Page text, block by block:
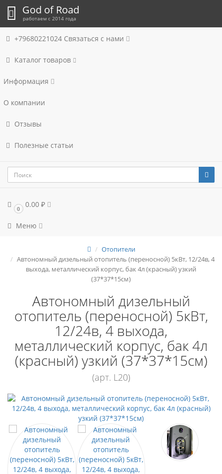
God of Road
работаем с 2014 года
+79680221024 Связаться с нами
Каталог товаров
Информация
О компании
Отзывы
Полезные статьи
0 0.00 ₽
Меню
Отопители
Автономный дизельный отопитель (переносной) 5кВт, 12/24в, 4
выхода, металлический корпус, бак 4л (красный) узкий
(37*37*15см)
Автономный дизельный
отопитель (переносной) 5кВт,
12/24в, 4 выхода,
металлический корпус, бак 4л
(красный) узкий (37*37*15см)
(арт. L20)